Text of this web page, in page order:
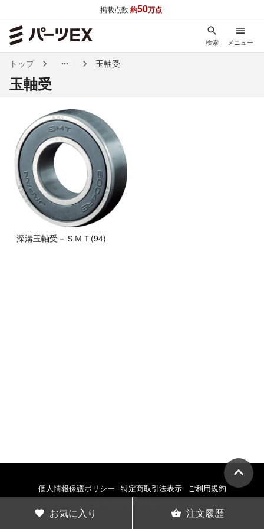
掲載点数約50万点
検索 メニュー
トップ 玉軸受
玉軸受
深溝玉軸受－ＳＭＴ (94)
お気に入り 注文履歴
個人情報保護ポリシー 特定商取引法表示 ご利用規約